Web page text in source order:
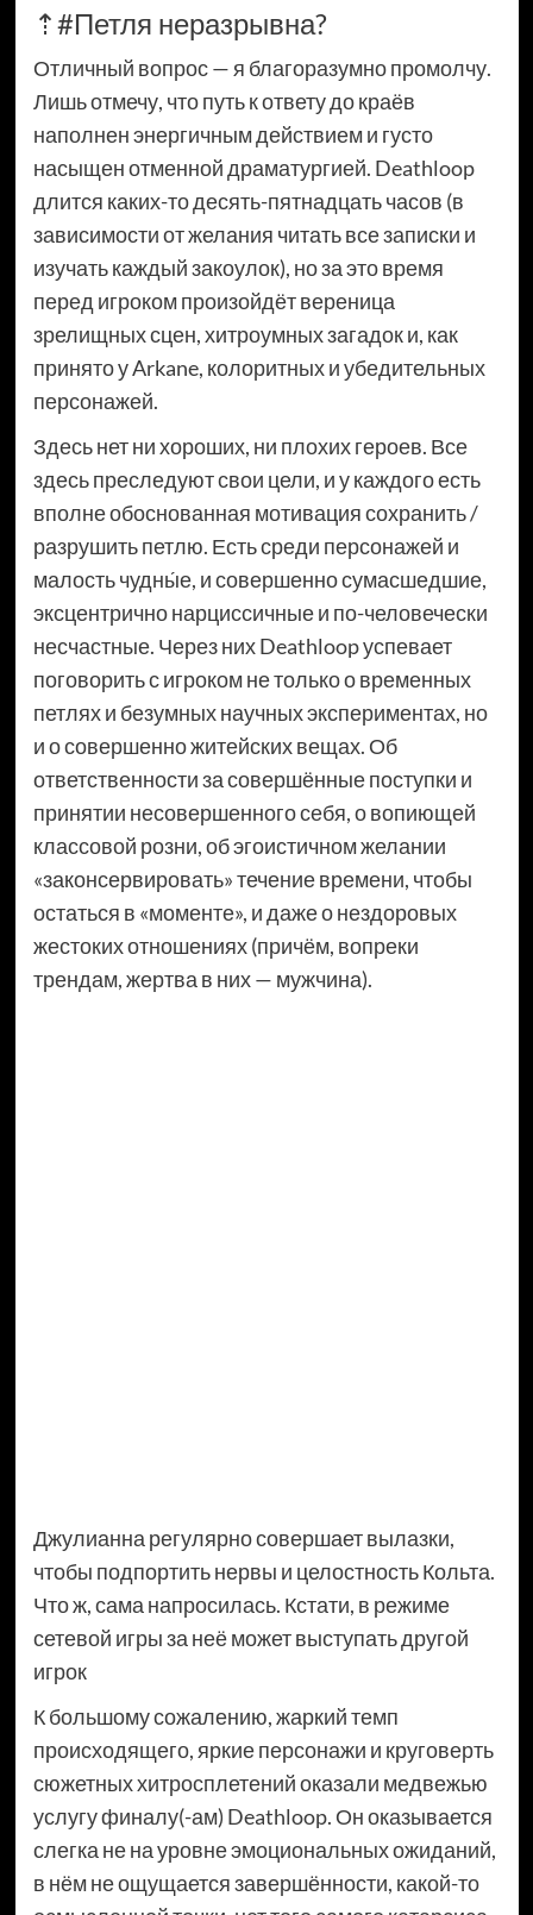
⇡#Петля неразрывна?
Отличный вопрос — я благоразумно промолчу.
Лишь отмечу, что путь к ответу до краёв
наполнен энергичным действием и густо
насыщен отменной драматургией. Deathloop
длится каких-то десять-пятнадцать часов (в
зависимости от желания читать все записки и
изучать каждый закоулок), но за это время
перед игроком произойдёт вереница
зрелищных сцен, хитроумных загадок и, как
принято у Arkane, колоритных и убедительных
персонажей.
Здесь нет ни хороших, ни плохих героев. Все
здесь преследуют свои цели, и у каждого есть
вполне обоснованная мотивация сохранить /
разрушить петлю. Есть среди персонажей и
малость чудны́е, и совершенно сумасшедшие,
эксцентрично нарциссичные и по-человечески
несчастные. Через них Deathloop успевает
поговорить с игроком не только о временных
петлях и безумных научных экспериментах, но
и о совершенно житейских вещах. Об
ответственности за совершённые поступки и
принятии несовершенного себя, о вопиющей
классовой розни, об эгоистичном желании
«законсервировать» течение времени, чтобы
остаться в «моменте», и даже о нездоровых
жестоких отношениях (причём, вопреки
трендам, жертва в них — мужчина).
Джулианна регулярно совершает вылазки,
чтобы подпортить нервы и целостность Кольта.
Что ж, сама напросилась. Кстати, в режиме
сетевой игры за неё может выступать другой
игрок
К большому сожалению, жаркий темп
происходящего, яркие персонажи и круговерть
сюжетных хитросплетений оказали медвежью
услугу финалу(-ам) Deathloop. Он оказывается
слегка не на уровне эмоциональных ожиданий,
в нём не ощущается завершённости, какой-то